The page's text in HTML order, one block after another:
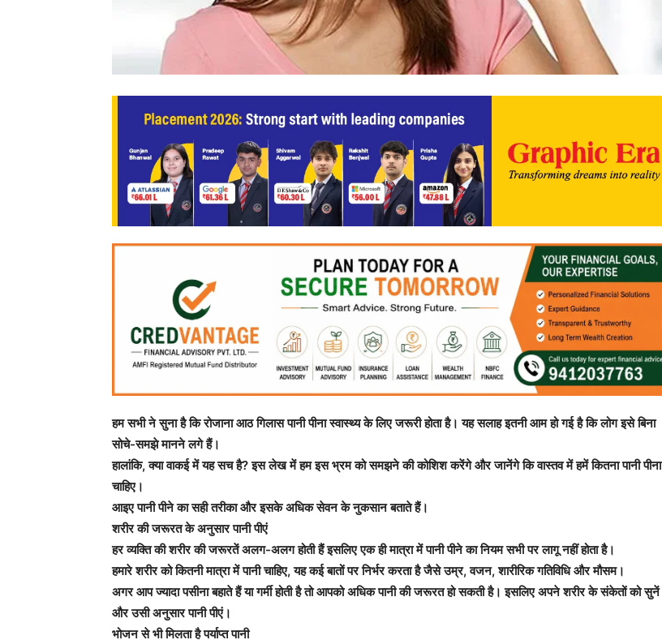
हम सभी ने सुना है कि रोजाना आठ गिलास पानी पीना स्वास्थ्य के लिए जरूरी होता है। यह सलाह इतनी आम हो गई है कि लोग इसे बिना
सोचे-समझे मानने लगे हैं।
हालांकि, क्या वाकई में यह सच है? इस लेख में हम इस भ्रम को समझने की कोशिश करेंगे और जानेंगे कि वास्तव में हमें कितना पानी पीना
चाहिए।
आइए पानी पीने का सही तरीका और इसके अधिक सेवन के नुकसान बताते हैं।
शरीर की जरूरत के अनुसार पानी पीएं
हर व्यक्ति की शरीर की जरूरतें अलग-अलग होती हैं इसलिए एक ही मात्रा में पानी पीने का नियम सभी पर लागू नहीं होता है।
हमारे शरीर को कितनी मात्रा में पानी चाहिए, यह कई बातों पर निर्भर करता है जैसे उम्र, वजन, शारीरिक गतिविधि और मौसम।
अगर आप ज्यादा पसीना बहाते हैं या गर्मी होती है तो आपको अधिक पानी की जरूरत हो सकती है। इसलिए अपने शरीर के संकेतों को सुनें
और उसी अनुसार पानी पीएं।
भोजन से भी मिलता है पर्याप्त पानी